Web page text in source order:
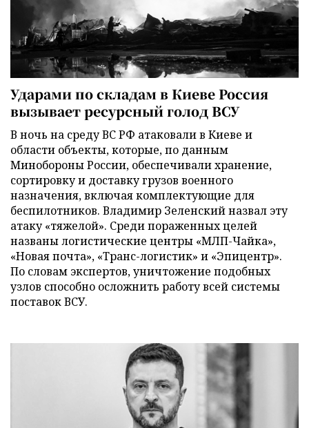
Ударами по складам в Киеве Россия
вызывает ресурсный голод ВСУ
В ночь на среду ВС РФ атаковали в Киеве и
области объекты, которые, по данным
Минобороны России, обеспечивали хранение,
сортировку и доставку грузов военного
назначения, включая комплектующие для
беспилотников. Владимир Зеленский назвал эту
атаку «тяжелой». Среди пораженных целей
названы логистические центры «МЛП-Чайка»,
«Новая почта», «Транс-логистик» и «Эпицентр».
По словам экспертов, уничтожение подобных
узлов способно осложнить работу всей системы
поставок ВСУ.